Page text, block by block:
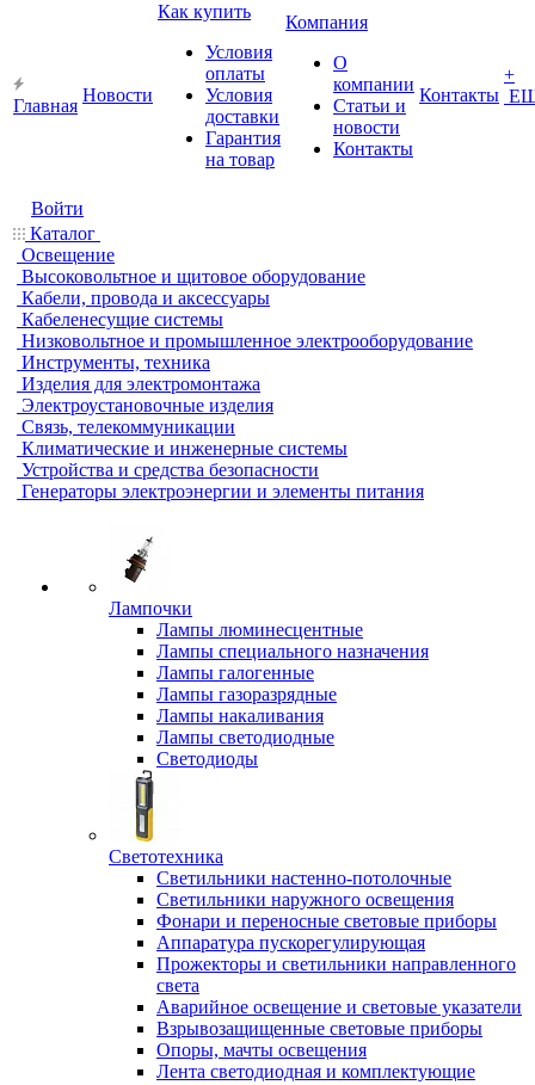
Главная
Новости
Как купить
Условия
оплаты
Условия
доставки
Гарантия
на товар
Компания
О
компании
Статьи и
новости
Контакты
Контакты
+
Войти
Каталог
Освещение
Высоковольтное и щитовое оборудование
Кабели, провода и аксессуары
Кабеленесущие системы
Низковольтное и промышленное электрооборудование
Инструменты, техника
Изделия для электромонтажа
Электроустановочные изделия
Связь, телекоммуникации
Климатические и инженерные системы
Устройства и средства безопасности
Генераторы электроэнергии и элементы питания
Лампочки
Лампы люминесцентные
Лампы специального назначения
Лампы галогенные
Лампы газоразрядные
Лампы накаливания
Лампы светодиодные
Светодиоды
Светотехника
Светильники настенно-потолочные
Светильники наружного освещения
Фонари и переносные световые приборы
Аппаратура пускорегулирующая
Прожекторы и светильники направленного
света
Аварийное освещение и световые указатели
Взрывозащищенные световые приборы
Опоры, мачты освещения
Лента светодиодная и комплектующие